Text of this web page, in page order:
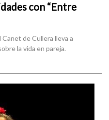
con “Entre
Canet de Cullera lleva a
la vida en pareja.